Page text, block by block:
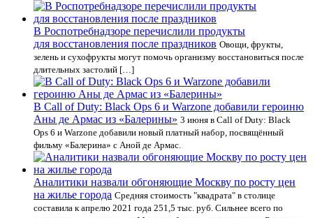
В Роспотребнадзоре перечислили продукты
для восстановления после праздников Овощи, фрукты,
зелень и сухофрукты могут помочь организму восстановиться после
длительных застолий […]
В Call of Duty: Black Ops 6 и Warzone добавили героиню
Аны де Армас из «Балерины» 3 июня в Call of Duty: Black
Ops 6 и Warzone добавили новый платный набор, посвящённый
фильму «Балерина» с Аной де Армас.
Аналитики назвали обгоняющие Москву по росту цен
на жилье города Средняя стоимость "квадрата" в столице
составила к апрелю 2021 года 251,5 тыс. руб. Сильнее всего по